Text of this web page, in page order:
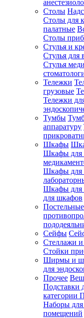
Столы
Столы для
палатные
Столы
Стулья и
Стулья для
Стулья
Тележки
грузовые
Тележки
Тумбы
аппаратуру
Шкафы
Шкафы для
Шкафы для
Шкафы для
для шкафов
Сейфы
Стеллажи и
Стойки
Ширмы и
для
Прочее
Подставки
категории
Наборы для
помещений